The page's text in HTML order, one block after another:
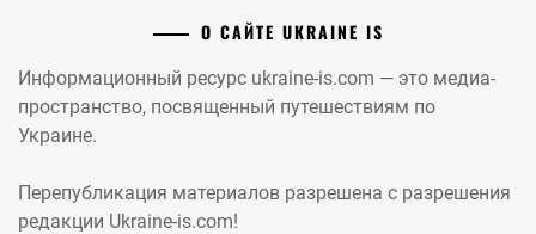
О САЙТЕ UKRAINE IS
Информационный ресурс ukraine-is.com — это медиа-
пространство, посвященный путешествиям по
Украине.
Перепубликация материалов разрешена с разрешения
редакции Ukraine-is.com!